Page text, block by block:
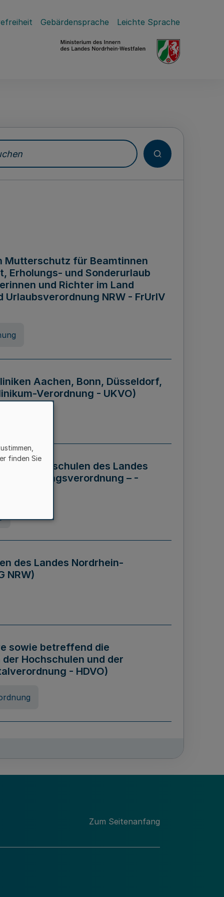
Gebärdensprache Leichte Sprache
Mutterschutz für Beamtinnen
Erholungs- und Sonderurlaub
und Richter im Land
NRW - FrUrlV
Aachen, Bonn, Düsseldorf,
Verordnung - UKVO)
der Hochschulen des Landes
– -
des Landes Nordrhein-
NRW)
sowie betreffend die
Hochschulen und der
- HDVO)
des Landes Nordrhein-
Zum Seitenanfang
finden Sie